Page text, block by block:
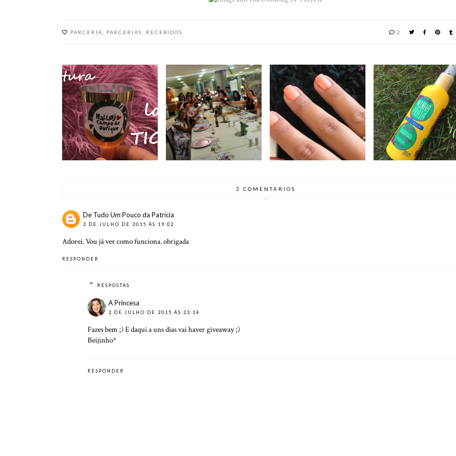
2
PARCERIA PARCERIAS RECEBIDOS
NOVA LOJA TIGER |
CAMPO DE OURIQUE
DIA
INTERNACIONAL DO
BLOG 2017 | A
COMEMORAÇÃO
UNHAS DA SEMANA
#23 | VERNIZ MARK
DA AVON // BEDA #24
REVIEW NOVEX
MINHA PRAIA DA
EMBELLEZE | BEDA
#23
2 COMENTÁRIOS
De Tudo Um Pouco da Patrícia
2 DE JULHO DE 2015 ÀS 19:02
Adorei. Vou já ver como funciona. obrigada
RESPONDER
RESPOSTAS
A Princesa
2 DE JULHO DE 2015 ÀS 23:14
Fazes bem ;) E daqui a uns dias vai haver giveaway ;)
Beijinho*
RESPONDER